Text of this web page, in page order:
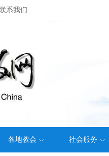
系我们
各地教会 社会服务